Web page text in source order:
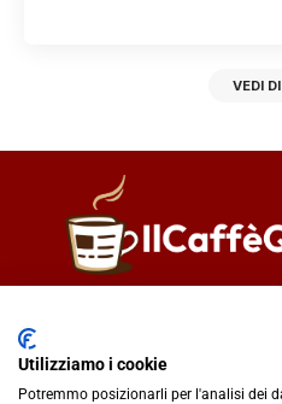
VEDI
C.F.
Utilizziamo i cookie
Potremmo posizionarli per l'analisi dei